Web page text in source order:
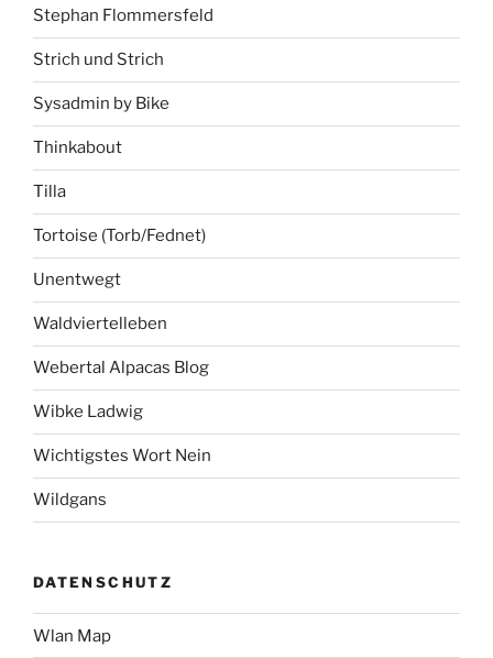
Stephan Flommersfeld
Strich und Strich
Sysadmin by Bike
Thinkabout
Tilla
Tortoise (Torb/Fednet)
Unentwegt
Waldviertelleben
Webertal Alpacas Blog
Wibke Ladwig
Wichtigstes Wort Nein
Wildgans
DATENSCHUTZ
Wlan Map